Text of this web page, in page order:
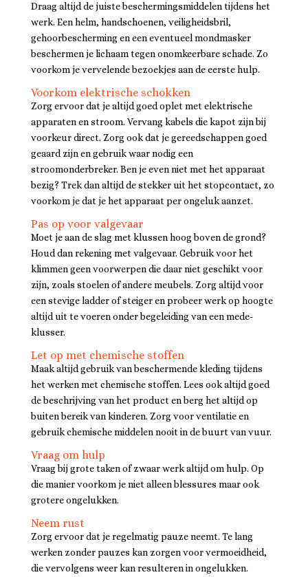
Draag altijd de juiste beschermingsmiddelen tijdens het
werk. Een helm, handschoenen, veiligheidsbril,
gehoorbescherming en een eventueel mondmasker
beschermen je lichaam tegen onomkeerbare schade. Zo
voorkom je vervelende bezoekjes aan de eerste hulp.
Voorkom elektrische schokken
Zorg ervoor dat je altijd goed oplet met elektrische
apparaten en stroom. Vervang kabels die kapot zijn bij
voorkeur direct. Zorg ook dat je gereedschappen goed
geaard zijn en gebruik waar nodig een
stroomonderbreker. Ben je even niet met het apparaat
bezig? Trek dan altijd de stekker uit het stopcontact, zo
voorkom je dat je het apparaat per ongeluk aanzet.
Pas op voor valgevaar
Moet je aan de slag met klussen hoog boven de grond?
Houd dan rekening met valgevaar. Gebruik voor het
klimmen geen voorwerpen die daar niet geschikt voor
zijn, zoals stoelen of andere meubels. Zorg altijd voor
een stevige ladder of steiger en probeer werk op hoogte
altijd uit te voeren onder begeleiding van een mede-
klusser.
Let op met chemische stoffen
Maak altijd gebruik van beschermende kleding tijdens
het werken met chemische stoffen. Lees ook altijd goed
de beschrijving van het product en berg het altijd op
buiten bereik van kinderen. Zorg voor ventilatie en
gebruik chemische middelen nooit in de buurt van vuur.
Vraag om hulp
Vraag bij grote taken of zwaar werk altijd om hulp. Op
die manier voorkom je niet alleen blessures maar ook
grotere ongelukken.
Neem rust
Zorg ervoor dat je regelmatig pauze neemt. Te lang
werken zonder pauzes kan zorgen voor vermoeidheid,
die vervolgens weer kan resulteren in ongelukken.